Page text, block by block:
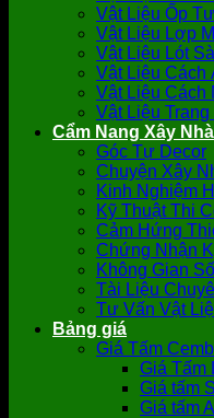
Vật Liệu Ốp
Vật Liệu Lợp
Vật Liệu Lót
Vật Liệu Cách
Vật Liệu Cách
Vật Liệu Trang
Cẩm Nang Xây Nhà
Góc Tự Decor
Chuyện Xây
Kinh Nghiệm
Kỹ Thuật Thi
Cảm Hứng
Chứng Nhận
Không Gian
Tài Liệu
Tư Vấn Vật
Bảng giá
Giá Tấm
Giá Tấm
Giá tấm
Giá tấm